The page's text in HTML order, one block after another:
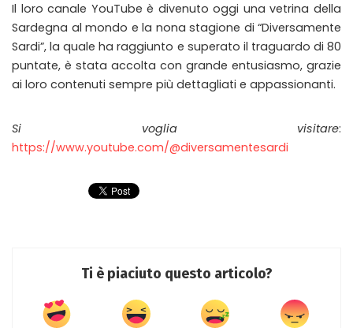
Il loro canale YouTube è divenuto oggi una vetrina della
Sardegna al mondo e la nona stagione di “Diversamente
Sardi”, la quale ha raggiunto e superato il traguardo di 80
puntate, è stata accolta con grande entusiasmo, grazie
ai loro contenuti sempre più dettagliati e appassionanti.
Si voglia visitare:
https://www.youtube.com/@diversamentesardi
Ti è piaciuto questo articolo?